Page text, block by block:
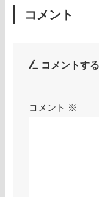
コメント
コメントする
コメント ※